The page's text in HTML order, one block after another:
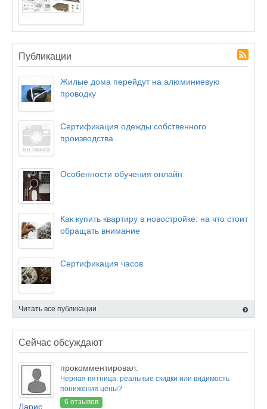
Публикации
Жилые дома перейдут на алюминиевую
проводку
Сертификация одежды собственного
производства
Особенности обучения онлайн
Как купить квартиру в новостройке: на что стоит
обращать внимание
Сертификация часов
Читать все публикации
Сейчас обсуждают
прокомментировал:
Черная пятница: реальные скидки или видимость
понижения цены?
6 отзывов